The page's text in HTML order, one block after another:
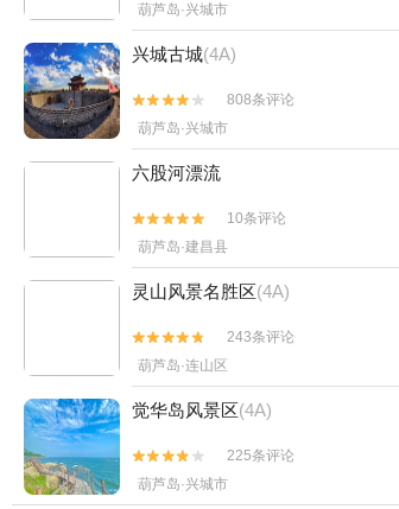
葫芦岛·兴城市
兴城古城(4A)


808条评论
葫芦岛·兴城市
六股河漂流


10条评论
葫芦岛·建昌县
灵山风景名胜区(4A)


243条评论
葫芦岛·连山区
觉华岛风景区(4A)


225条评论
葫芦岛·兴城市